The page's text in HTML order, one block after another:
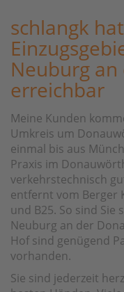
schlangk
Neuburg
erreichbar
Meine Kunden
Umkreis um
einmal bis aus
Praxis im
verkehrstechnisch
entfernt vom Berger
und B25. So sind Sie
Neuburg an der
Hof sind genügend
vorhanden.
Sie sind jederzeit